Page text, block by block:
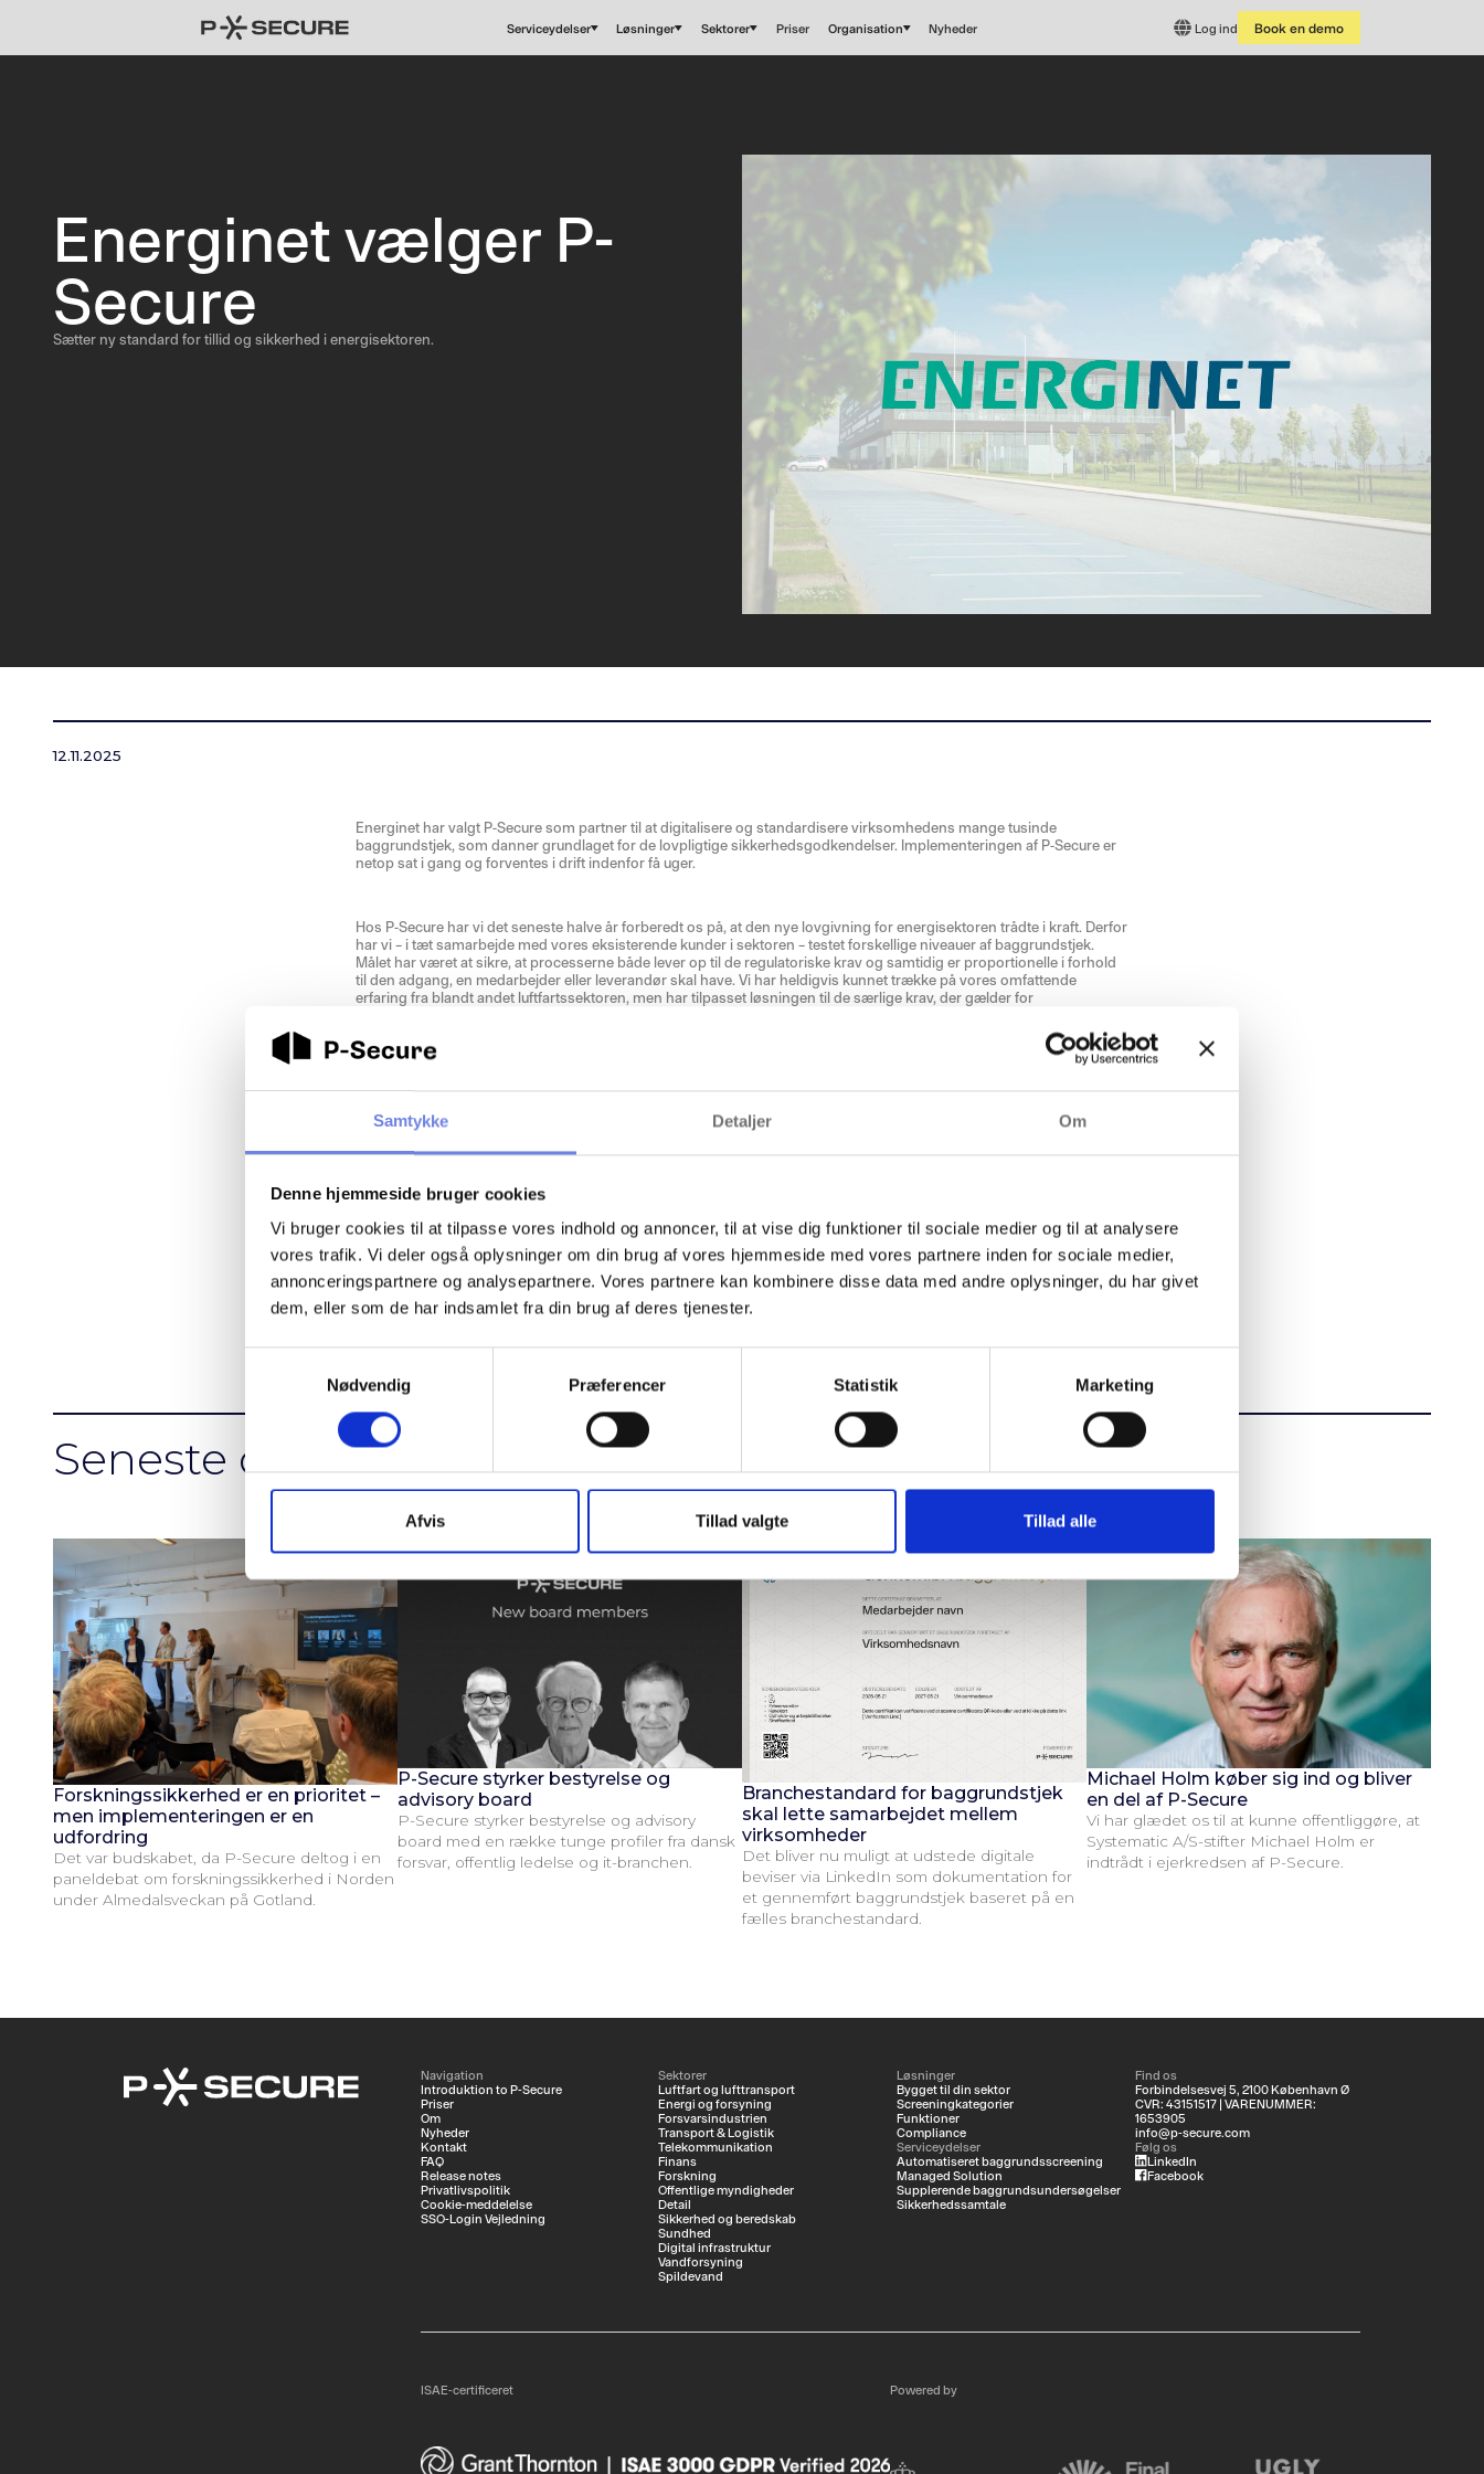
Samtykke Detaljer Om
Denne hjemmeside bruger cookies
Vi bruger cookies til at tilpasse vores indhold og annoncer, til at vise dig funktioner til sociale medier og til at analysere
vores trafik. Vi deler også oplysninger om din brug af vores hjemmeside med vores partnere inden for sociale medier,
annonceringspartnere og analysepartnere. Vores partnere kan kombinere disse data med andre oplysninger, du har givet
dem, eller som de har indsamlet fra din brug af deres tjenester.
m
y
e
v
Nødvendig Præferencer Statistik Marketing
Afvis Tillad valgte Tillad alle
Serviceydelser Løsninger Sektorer Priser Organisation Nyheder Log ind Book en demo
Energinet vælger P-
Secure
Sætter ny standard for tillid og sikkerhed i energisektoren.
12.11.2025
Energinet har valgt P-Secure som partner til at digitalisere og standardisere virksomhedens mange tusinde
baggrundstjek, som danner grundlaget for de lovpligtige sikkerhedsgodkendelser. Implementeringen af P-Secure er
netop sat i gang og forventes i drift indenfor få uger.
Hos P-Secure har vi det seneste halve år forberedt os på, at den nye lovgivning for energisektoren trådte i kraft. Derfor
har vi – i tæt samarbejde med vores eksisterende kunder i sektoren – testet forskellige niveauer af baggrundstjek.
Målet har været at sikre, at processerne både lever op til de regulatoriske krav og samtidig er proportionelle i forhold
til den adgang, en medarbejder eller leverandør skal have. Vi har heldigvis kunnet trække på vores omfattende
erfaring fra blandt andet luftfartssektoren, men har tilpasset løsningen til de særlige krav, der gælder for
signal til hele energisektoren: sikkerhed starter med mennesker”siger Lars Andreasen, CEO i P-Secure.
Om Energinet
Energinet er en selvstændig offentlig virksomhed under Klima-, Energi- og Forsyningsministeriet.
Energinet ejer, driver og udvikler el- og gastransmissionsnettet i Danmark og har som hovedopgave at sikre en stabil,
effektiv og grøn energiforsyning.
Seneste opdateringer
Forskningssikkerhed er en prioritet –
men implementeringen er en
udfordring
Det var budskabet, da P-Secure deltog i en
paneldebat om forskningssikkerhed i Norden
under Almedalsveckan på Gotland.
P-Secure styrker bestyrelse og
advisory board
P-Secure styrker bestyrelse og advisory
board med en række tunge profiler fra dansk
forsvar, offentlig ledelse og it-branchen.
Branchestandard for baggrundstjek
skal lette samarbejdet mellem
virksomheder
Det bliver nu muligt at udstede digitale
beviser via LinkedIn som dokumentation for
et gennemført baggrundstjek baseret på en
fælles branchestandard.
Michael Holm køber sig ind og bliver
en del af P-Secure
Vi har glædet os til at kunne offentliggøre, at
Systematic A/S-stifter Michael Holm er
indtrådt i ejerkredsen af P-Secure.
Navigation
Introduktion to P-Secure
Priser
Om
Nyheder
Kontakt
FAQ
Release notes
Privatlivspolitik
Cookie-meddelelse
SSO-Login Vejledning
Sektorer
Luftfart og lufttransport
Energi og forsyning
Forsvarsindustrien
Transport & Logistik
Telekommunikation
Finans
Forskning
Offentlige myndigheder
Detail
Sikkerhed og beredskab
Sundhed
Digital infrastruktur
Vandforsyning
Spildevand
Løsninger
Bygget til din sektor
Screeningkategorier
Funktioner
Compliance
Serviceydelser
Automatiseret baggrundsscreening
Managed Solution
Supplerende baggrundsundersøgelser
Sikkerhedssamtale
Find os
Forbindelsesvej 5, 2100 København Ø
CVR: 43151517 | VARENUMMER:
1653905
info@p-secure.com
Følg os
LinkedIn
Facebook
ISAE-certificeret Powered by